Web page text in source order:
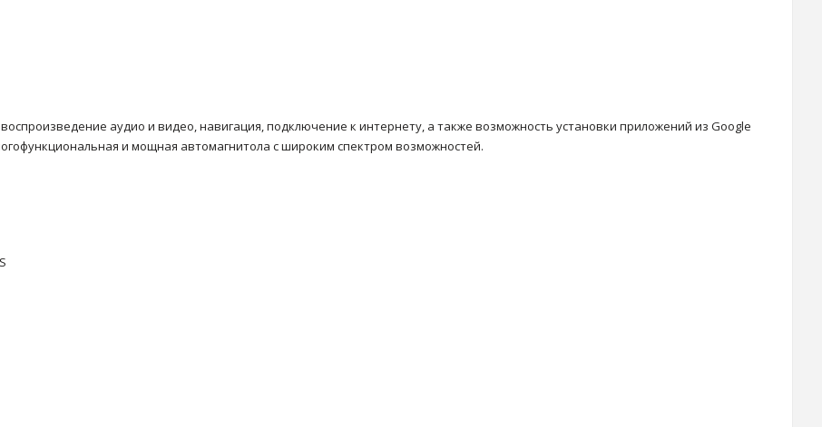
аудио и видео, навигация, подключение к интернету, а также возможность установки приложений из Google
и мощная автомагнитола с широким спектром возможностей.